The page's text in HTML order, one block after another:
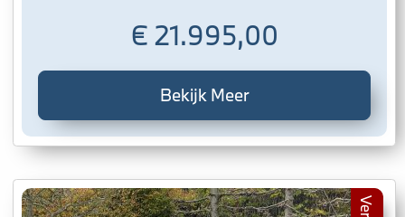
€ 21.995,00
Bekijk Meer